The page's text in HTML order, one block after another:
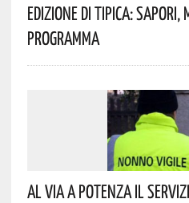
Edizione Di Tipica:
Programma
Al Via A Potenza Il